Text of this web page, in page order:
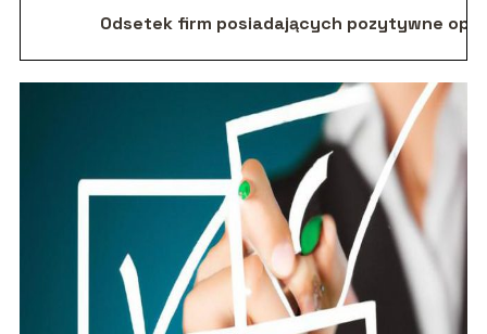
Odsetek firm posiadających pozytywne